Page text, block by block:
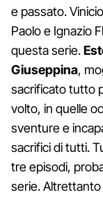
e passato.
Paolo e Ignazio
questa serie.
Giuseppina,
sacrificato tutto
volto, in quelle
sventure e
sacrifici di tutti.
tre episodi,
serie. Altrettanto